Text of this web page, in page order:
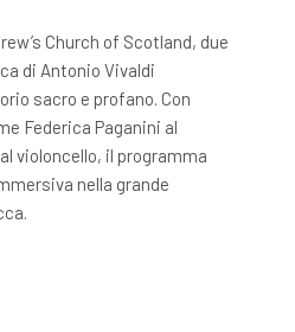
Church of Scotland, due
di Antonio Vivaldi
sacro e profano. Con
Federica Paganini al
violoncello, il programma
nella grande